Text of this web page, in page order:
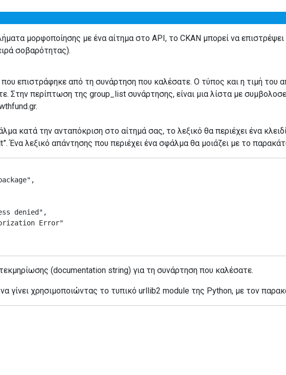
μορφοποίησης με ένα αίτημα στο API, το CKAN μπορεί να
σοβαρότητας).
επιστράφηκε από τη συνάρτηση που καλέσατε. Ο τύπος και η τιμή του
Στην περίπτωση της group_list συνάρτησης, είναι μια λίστα με
κατά την ανταπόκριση στο αίτημά σας, το λεξικό θα περιέχει ένα
Ένα λεξικό απάντησης που περιέχει ένα σφάλμα θα μοιάζει με το
(documentation string) για τη συνάρτηση που καλέσατε.
να γίνει χρησιμοποιώντας το τυπικό urllib2 module της Python, με τον